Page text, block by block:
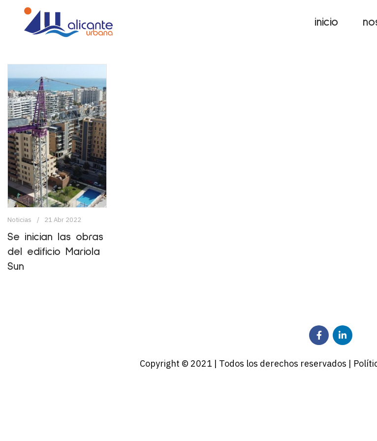
inicio
Noticias 21 Abr 2022
Se inician las obras
del edificio Mariola
Sun
Copyright © 2021 | Todos los derechos reservados |